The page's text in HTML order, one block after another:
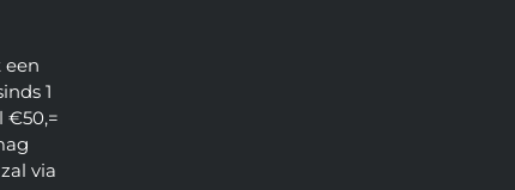
een
1
€50,=
via